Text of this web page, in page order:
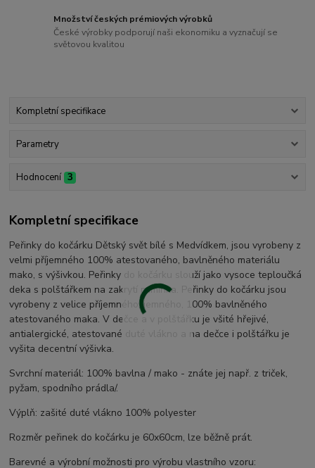
Množství českých prémiových výrobků
České výrobky podporují naši ekonomiku a vyznačují se
světovou kvalitou
Kompletní specifikace
Parametry
Hodnocení 3
Kompletní specifikace
Peřinky do kočárku Dětský svět bílé s Medvídkem, jsou vyrobeny z
velmi příjemného 100% atestovaného, bavlněného materiálu
mako, s výšivkou. Peřinky do kočárku slouží jako vysoce teploučká
deka s polštářkem na zakrytí miminka. Peřinky do kočárku jsou
vyrobeny z velice příjemného, jemného, 100% bavlněného
atestovaného maka. V dečce a v polštářku je všité hřejivé,
antialergické, atestované duté vlákno a na dečce i polštářku je
vyšita decentní výšivka.
Svrchní materiál: 100% bavlna / mako - znáte jej např. z triček,
pyžam, spodního prádla/.
Výplň: zašité duté vlákno 100% polyester
Rozměr peřinek do kočárku je 60x60cm, lze běžně prát.
Barevné a výrobní možnosti pro výrobu vlastního vzoru: